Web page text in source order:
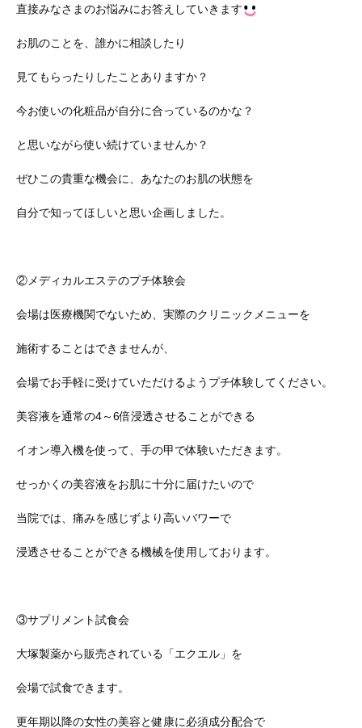
直接みなさまのお悩みにお答えしていきます
お肌のことを、誰かに相談したり
見てもらったりしたことありますか？
今お使いの化粧品が自分に合っているのかな？
と思いながら使い続けていませんか？
ぜひこの貴重な機会に、あなたのお肌の状態を
自分で知ってほしいと思い企画しました。
②メディカルエステのプチ体験会
会場は医療機関でないため、実際のクリニックメニューを
施術することはできませんが、
会場でお手軽に受けていただけるようプチ体験してください。
美容液を通常の4～6倍浸透させることができる
イオン導入機を使って、手の甲で体験いただきます。
せっかくの美容液をお肌に十分に届けたいので
当院では、痛みを感じずより高いバワーで
浸透させることができる機械を使用しております。
③サプリメント試食会
大塚製薬から販売されている「エクエル」を
会場で試食できます。
更年期以降の女性の美容と健康に必須成分配合で